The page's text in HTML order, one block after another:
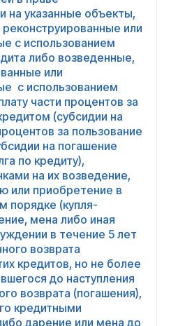
на указанные объекты,
или
с использованием
либо возведенные,
или
с использованием
части процентов за
(субсидии на
за пользование
на погашение
по кредиту),
на их возведение,
или приобретение в
порядке (купля-
мена либо иная
в течение 5 лет
возврата
кредитов, но не более
до наступления
возврата (погашения),
кредитными
дарение или мена до